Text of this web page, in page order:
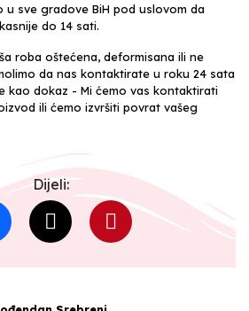
u sve gradove BiH pod uslovom da
do 14 sati.
roba oštećena, deformisana ili ne
da nas kontaktirate u roku 24 sata
kao dokaz - Mi ćemo vas kontaktirati
ili ćemo izvršiti povrat vašeg
Dijeli: